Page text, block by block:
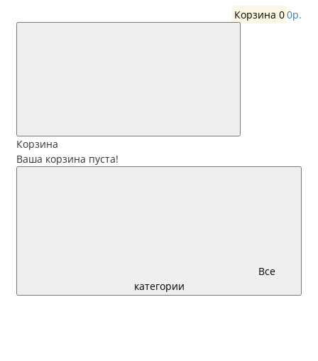
Корзина 00р.
Корзина
Ваша корзина пуста!
Все
категории